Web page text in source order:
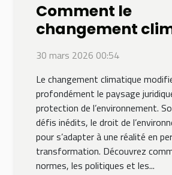
Comment le
changement
influence-t-il le
l'environnement ?
30 mars 2026 00:54
Le changement climatique
profondément le paysage
protection de l’environnement.
défis inédits, le droit de
pour s’adapter à une réalité en
transformation. Découvrez
normes, les politiques et les...